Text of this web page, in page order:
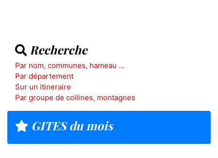
Recherche
Par nom, communes, hameau ...
Par département
Sur un itineraire
Par groupe de collines, montagnes
GITES du mois